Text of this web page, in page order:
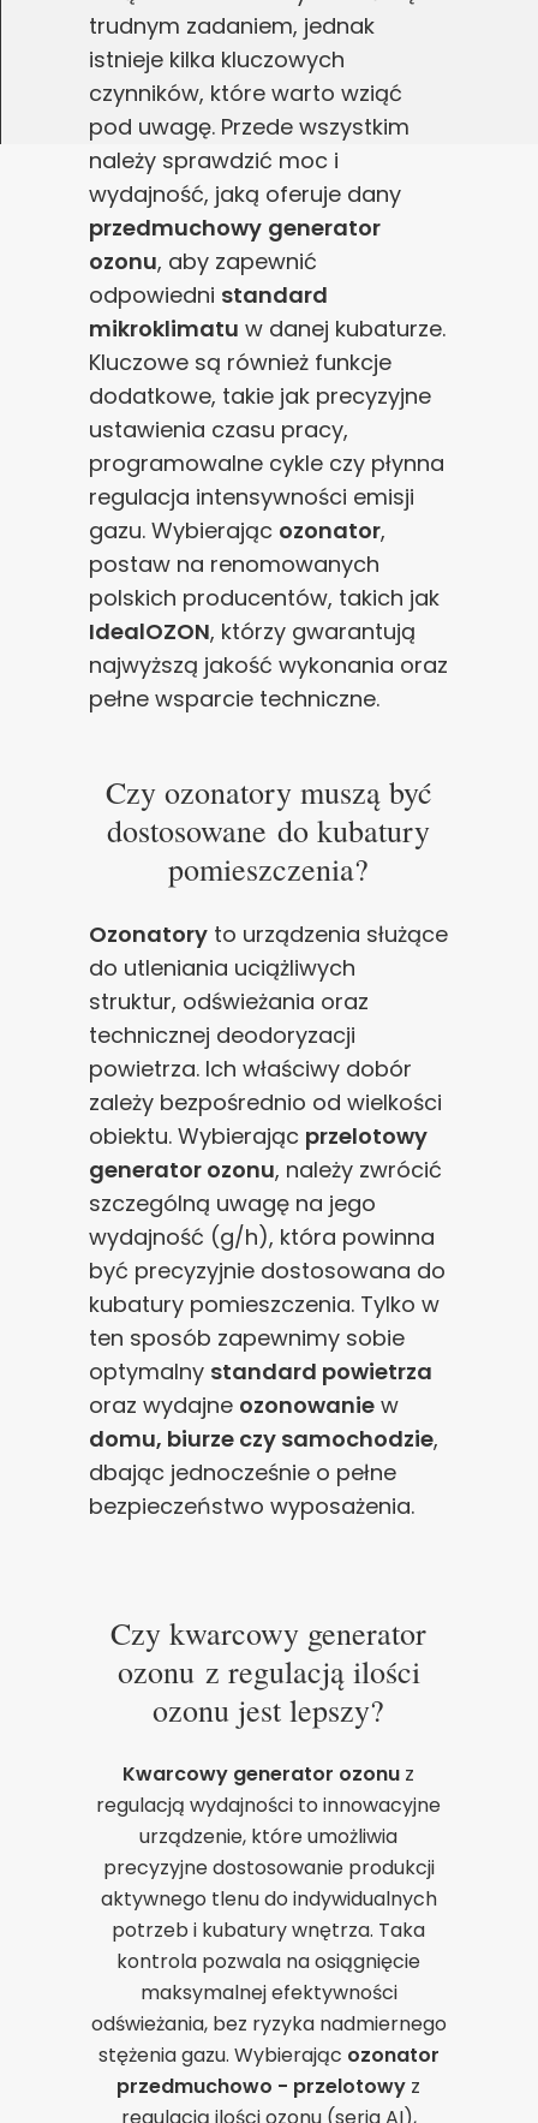
trudnym zadaniem, jednak
istnieje kilka kluczowych
czynników, które warto wziąć
pod uwagę. Przede wszystkim
należy sprawdzić moc i
wydajność, jaką oferuje dany
przedmuchowy generator
ozonu, aby zapewnić
odpowiedni standard
mikroklimatu w danej kubaturze.
Kluczowe są również funkcje
dodatkowe, takie jak precyzyjne
ustawienia czasu pracy,
programowalne cykle czy płynna
regulacja intensywności emisji
gazu. Wybierając ozonator,
postaw na renomowanych
polskich producentów, takich jak
IdealOZON, którzy gwarantują
najwyższą jakość wykonania oraz
pełne wsparcie techniczne.
Czy ozonatory muszą być
dostosowane do kubatury
pomieszczenia?
Ozonatory to urządzenia służące
do utleniania uciążliwych
struktur, odświeżania oraz
technicznej deodoryzacji
powietrza. Ich właściwy dobór
zależy bezpośrednio od wielkości
obiektu. Wybierając przelotowy
generator ozonu, należy zwrócić
szczególną uwagę na jego
wydajność (g/h), która powinna
być precyzyjnie dostosowana do
kubatury pomieszczenia. Tylko w
ten sposób zapewnimy sobie
optymalny standard powietrza
oraz wydajne ozonowanie w
domu, biurze czy samochodzie,
dbając jednocześnie o pełne
bezpieczeństwo wyposażenia.
Czy kwarcowy generator
ozonu z regulacją ilości
ozonu jest lepszy?
Kwarcowy generator ozonu z
regulacją wydajności to innowacyjne
urządzenie, które umożliwia
precyzyjne dostosowanie produkcji
aktywnego tlenu do indywidualnych
potrzeb i kubatury wnętrza. Taka
kontrola pozwala na osiągnięcie
maksymalnej efektywności
odświeżania, bez ryzyka nadmiernego
stężenia gazu. Wybierając ozonator
przedmuchowo - przelotowy z
poprawy działania serwisu, personalizacji treści, oraz
analizy ruchu na stronie.
Dostosuj Zezwól na wszystkie